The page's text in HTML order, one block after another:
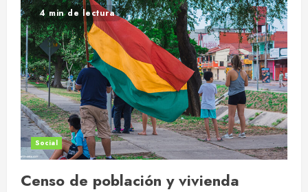
4 min de lectura
Social
Censo de población y vivienda